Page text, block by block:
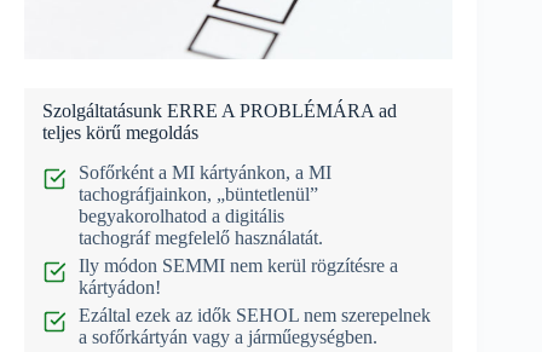
Szolgáltatásunk ERRE A PROBLÉMÁRA ad
teljes körű megoldás
Sofőrként a MI kártyánkon, a MI
tachográfjainkon, „büntetlenül”
begyakorolhatod a digitális
tachográf megfelelő használatát.
Ily módon SEMMI nem kerül rögzítésre a
kártyádon!
Ezáltal ezek az idők SEHOL nem szerepelnek
a sofőrkártyán vagy a járműegységben.